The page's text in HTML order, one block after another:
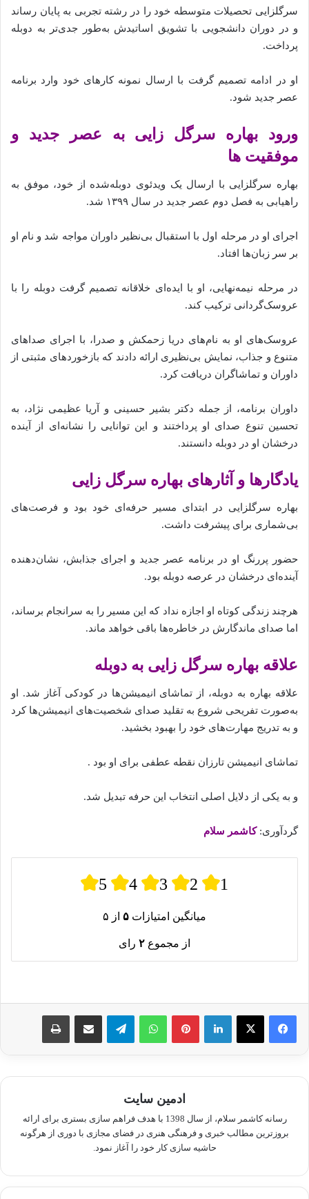
سرگلزایی تحصیلات متوسطه خود را در رشته تجربی به پایان رساند
و در دوران دانشجویی با تشویق اساتیدش به‌طور جدی‌تر به دوبله
پرداخت.
او در ادامه تصمیم گرفت با ارسال نمونه کارهای خود وارد برنامه
عصر جدید شود.
ورود بهاره سرگل زایی به عصر جدید و
موفقیت‌ ها
بهاره سرگلزایی با ارسال یک ویدئوی دوبله‌شده از خود، موفق به
راهیابی به فصل دوم عصر جدید در سال ۱۳۹۹ شد.
اجرای او در مرحله اول با استقبال بی‌نظیر داوران مواجه شد و نام او
بر سر زبان‌ها افتاد.
در مرحله نیمه‌نهایی، او با ایده‌ای خلاقانه تصمیم گرفت دوبله را با
عروسک‌گردانی ترکیب کند.
عروسک‌های او به نام‌های دریا زحمکش و صدرا، با اجرای صداهای
متنوع و جذاب، نمایش بی‌نظیری ارائه دادند که بازخوردهای مثبتی از
داوران و تماشاگران دریافت کرد.
داوران برنامه، از جمله دکتر بشیر حسینی و آریا عظیمی‌ نژاد، به
تحسین تنوع صدای او پرداختند و این توانایی را نشانه‌ای از آینده
درخشان او در دوبله دانستند.
یادگارها و آثارهای بهاره سرگل زایی
بهاره سرگلزایی در ابتدای مسیر حرفه‌ای خود بود و فرصت‌های
بی‌شماری برای پیشرفت داشت.
حضور پررنگ او در برنامه عصر جدید و اجرای جذابش، نشان‌دهنده
آینده‌ای درخشان در عرصه دوبله بود.
هرچند زندگی کوتاه او اجازه نداد که این مسیر را به سرانجام برساند،
اما صدای ماندگارش در خاطره‌ها باقی خواهد ماند.
علاقه بهاره سرگل زایی به دوبله
علاقه بهاره به دوبله، از تماشای انیمیشن‌ها در کودکی آغاز شد. او
به‌صورت تفریحی شروع به تقلید صدای شخصیت‌های انیمیشن‌ها کرد
و به‌ تدریج مهارت‌های خود را بهبود بخشید.
تماشای انیمیشن تارزان نقطه عطفی برای او بود .
و به یکی از دلایل اصلی انتخاب این حرفه تبدیل شد.
گردآوری:کاشمر سلام
5 4 3 2 1
میانگین امتیازات ۵ از ۵
از مجموع ۲ رای
لینکدین پینترستواتس آپ تلگرام اشتراک گذاری از طریق ایمیل چاپ
ادمین سایت
رسانه کاشمر سلام، از سال 1398 با هدف فراهم سازی بستری برای ارائه
بروزترین مطالب خبری و فرهنگی هنری در فضای مجازی با دوری از هرگونه
حاشیه سازی کار خود را آغاز نمود.